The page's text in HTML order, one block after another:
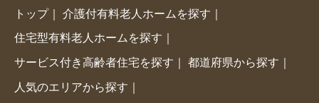
トップ 介護付有料老人ホームを探す
住宅型有料老人ホームを探す
サービス付き高齢者住宅を探す 都道府県から探す
人気のエリアから探す